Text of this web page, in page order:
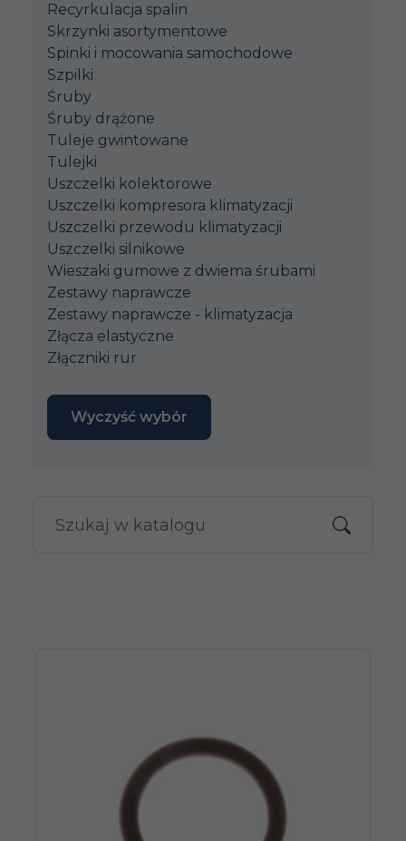
Recyrkulacja spalin
Skrzynki asortymentowe
Spinki i mocowania samochodowe
Szpilki
Śruby
Śruby drążone
Tuleje gwintowane
Tulejki
Uszczelki kolektorowe
Uszczelki kompresora klimatyzacji
Uszczelki przewodu klimatyzacji
Uszczelki silnikowe
Wieszaki gumowe z dwiema śrubami
Zestawy naprawcze
Zestawy naprawcze - klimatyzacja
Złącza elastyczne
Złączniki rur
Wyczyść wybór